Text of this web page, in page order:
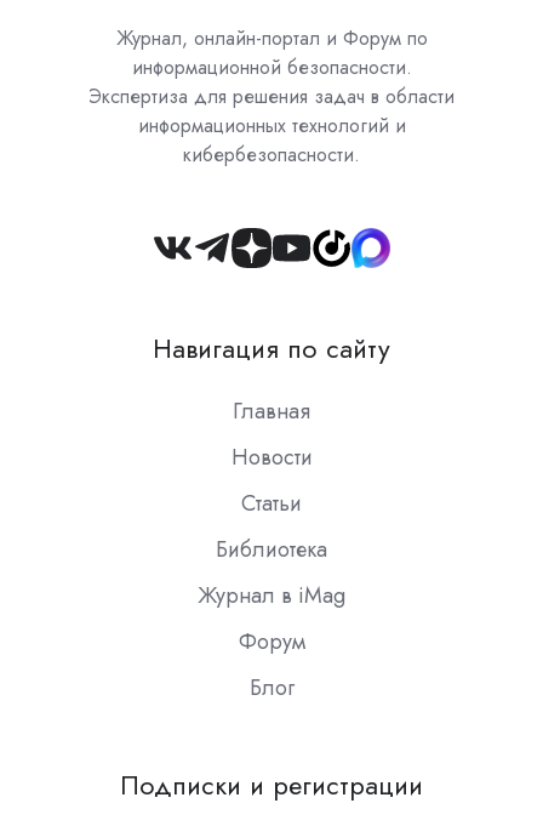
Журнал, онлайн-портал и Форум по
информационной безопасности.
Экспертиза для решения задач в области
информационных технологий и
кибербезопасности.
Join
Slack
Навигация по сайту
Главная
Новости
Статьи
Библиотека
Журнал в iMag
Форум
Блог
Подписки и регистрации